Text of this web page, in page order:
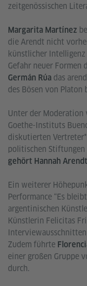
zeitgenössischen
Margarita Martínez
die Arendt nicht
künstlicher
Gefahr neuer Formen
Germán Rúa das
des Bösen von Platon
Unter der Moderation
Goethe-Instituts
diskutierten
politischen
gehört Hannah
Ein weiterer
Performance “Es
argentinischen
Künstlerin Felicitas
Zudem führte
einer großen Gruppe
durch.